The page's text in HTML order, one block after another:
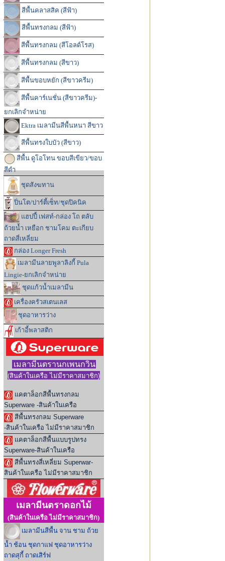
สีพื้นคลาสสิค (สีฟ้า)
สีพื้นทรงกลม (สีฟ้า)
สีพื้นทรงกลม (สีโอลด์โรส)
สีพื้นทรงกลม (สีขาว)
สีพื้นขอบหยัก (สีขาวครีม)
สีพื้นคาร์เนชั่น (สีขาวครีม)-
ยกเลิกจำหน่าย
Ektra เมลามีนสีพื้นหนา สีขาว
สีพื้นทรงใบบัว (สีขาว)
สีพื้น ดูโอโทน ขอบสีเขียว/ขอบ
สีดำ
ชุดสังฆทาน
ปิ่นโต/ปาร์ตี้เซ็ท/ชุดปิคนิค
แฮปปี้ เฟสท์-กล่อง โถ ตลับ
ถ้วยน้ำ เหยือก ชามโคม ตะเกียบ
ถาดสี่เหลี่ยม
กล่อง Longer Fresh
เมลามีนลายพูลาลิงกี้ Pula
Lingie-ยกเลิกจำหน่าย
ชุดแก้วน้ำเมลามีน
เครื่องครัวสเตนเลส
ชุดอาหารว่าง
เก้าอี้พลาสติก
เมลามีนตรานกเพนกวิน
(สินค้าในเครือ ไม่มีราคาสมาชิก)
แคตาล็อกสีพื้นทรงกลม
Superware -สินค้าในเครือ
สีพื้นทรงกลม Superware
-สินค้าในเครือ ไม่มีราคาสมาชิก
แคตาล็อกสีพื้นแบบรูปทรง
Superware-สินค้าในเครือ
สีพื้นทรงสี่เหลี่ยม Superwar-
สินค้าในเครือ ไม่มีราคาสมาชิก
เมลามีนตราดอกไม้
(สินค้าในเครือ ไม่มีราคาสมาชิก)
เมลามีนสีพื้น จาน ชาม ถ้วย
น้ำ ช้อน ชุดกาแฟ ชุดอาหารว่าง
ถาดสุกี้ ถาดเสิร์ฟ